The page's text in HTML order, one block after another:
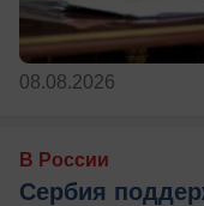
08.08.2026
В России
Сербия